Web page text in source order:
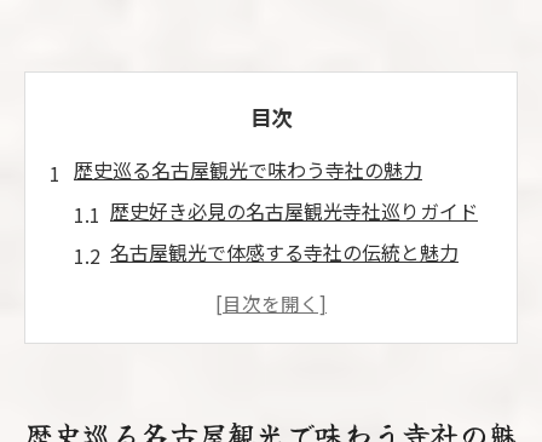
目次
歴史巡る名古屋観光で味わう寺社の魅力
歴史好き必見の名古屋観光寺社巡りガイド
名古屋観光で体感する寺社の伝統と魅力
パワースポットを歩く名古屋観光の楽しみ